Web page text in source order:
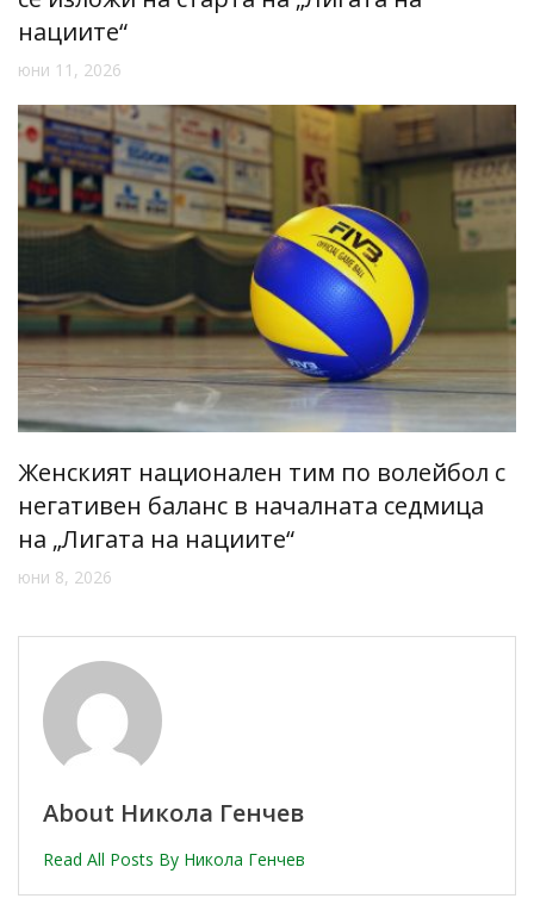
нациите“
юни 11, 2026
Женският национален тим по волейбол с
негативен баланс в началната седмица
на „Лигата на нациите“
юни 8, 2026
About Никола Генчев
Read All Posts By Никола Генчев